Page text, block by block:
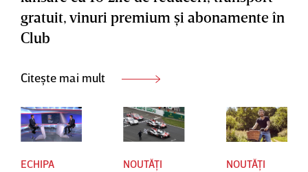
gratuit, vinuri premium şi abonamente în
Club
Citește mai mult
ECHIPA
NOUTĂȚI NOUTĂȚI